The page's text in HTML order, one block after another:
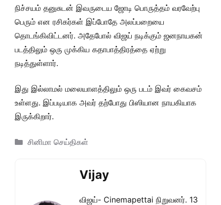
நிச்சயம் தனுசுடன் இவருடைய ஜோடி பொருத்தம் வரவேற்பு
பெரும் என ரசிகர்கள் இப்போதே அலப்பறையை
தொடங்கிவிட்டனர். அதேபோல் விஜய் நடிக்கும் ஜனநாயகன்
படத்திலும் ஒரு முக்கிய கதாபாத்திரத்தை ஏற்று
நடித்துள்ளார்.
இது இல்லாமல் மலையாளத்திலும் ஒரு படம் இவர் கைவசம்
உள்ளது. இப்படியாக அவர் தற்போது பிஸியான நாயகியாக
இருக்கிறார்.
Categories
சினிமா செய்திகள்
Vijay
விஜய்- Cinemapettai நிறுவனர். 13